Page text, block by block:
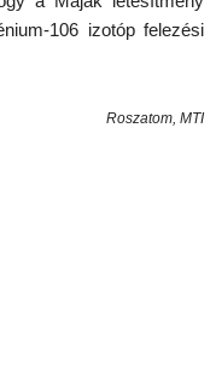
106 izotóp felezési
Roszatom, MTI